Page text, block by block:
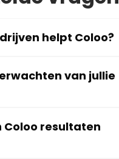
helpt Coloo?
van jullie
Coloo resultaten